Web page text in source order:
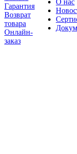
Гарантия
Возврат
товара
Онлайн-
заказ
О нас